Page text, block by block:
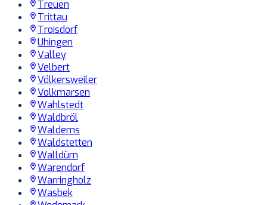
Treuen
Trittau
Troisdorf
Uhingen
Valley
Velbert
Völkersweiler
Volkmarsen
Wahlstedt
Waldbröl
Waldems
Waldstetten
Walldürn
Warendorf
Warringholz
Wasbek